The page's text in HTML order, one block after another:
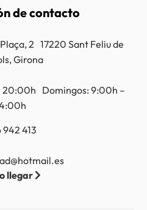
de contacto
2 17220 Sant Feliu de
Girona
20:00h Domingos: 9:00h –
942 413
llegar